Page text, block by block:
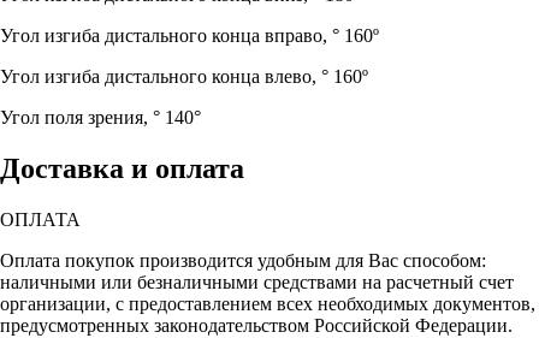
Угол изгиба дистального конца вправо, ° 160º
Угол изгиба дистального конца влево, ° 160º
Угол поля зрения, ° 140°
Доставка и оплата
ОПЛАТА
Оплата покупок производится удобным для Вас способом:
наличными или безналичными средствами на расчетный счет
организации, с предоставлением всех необходимых документов,
предусмотренных законодательством Российской Федерации.